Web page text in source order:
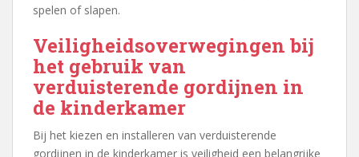
spelen of slapen.
Veiligheidsoverwegingen bij
het gebruik van
verduisterende gordijnen in
de kinderkamer
Bij het kiezen en installeren van verduisterende
gordijnen in de kinderkamer is veiligheid een belangrijke